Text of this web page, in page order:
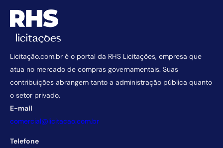
Licitação.com.br é o portal da RHS Licitações, empresa que
atua no mercado de compras governamentais. Suas
contribuições abrangem tanto a administração pública quanto
o setor privado.
E-mail
comercial@licitacao.com.br
Telefone